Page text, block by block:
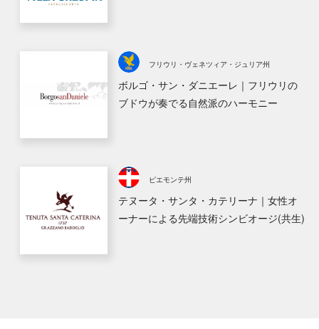
フリウリ・ヴェネツィア・ジュリア州
ボルゴ・サン・ダニエーレ｜フリウリの
ブドウが奏でる自然派のハーモニー
ピエモンテ州
テヌータ・サンタ・カテリーナ｜女性オ
ーナーによる先端技術シンビオージ(共生)